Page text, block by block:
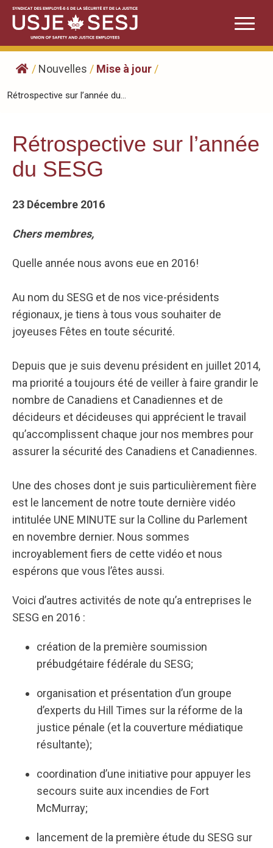
Skip
content
/ Nouvelles / Mise à jour /
Rétrospective sur l’année du...
Rétrospective sur l’année
du SESG
23 Décembre 2016
Chers membres,
Quelle année nous avons eue en 2016!
Au nom du SESG et de nos vice-présidents
régionaux, je tiens à tous vous souhaiter de
joyeuses Fêtes en toute sécurité.
Depuis que je suis devenu président en juillet 2014,
ma priorité a toujours été de veiller à faire grandir le
nombre de Canadiens et Canadiennes et de
décideurs et décideuses qui apprécient le travail
qu’accomplissent chaque jour nos membres pour
assurer la sécurité des Canadiens et Canadiennes.
Une des choses dont je suis particulièrement fière
est le lancement de notre toute dernière vidéo
intitulée UNE MINUTE sur la Colline du Parlement
en novembre dernier. Nous sommes
incroyablement fiers de cette vidéo et nous
espérons que vous l’êtes aussi.
Voici d’autres activités de note qu’a entreprises le
SESG en 2016 :
création de la première soumission
prébudgétaire fédérale du SESG;
organisation et présentation d’un groupe
d’experts du Hill Times sur la réforme de la
justice pénale (et la couverture médiatique
résultante);
coordination d’une initiative pour appuyer les
secours suite aux incendies de Fort
McMurray;
lancement de la première étude du SESG sur